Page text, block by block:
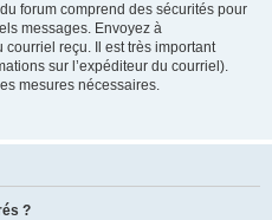
forum comprend des sécurités pour
messages. Envoyez à
courriel reçu. Il est très important
sur l’expéditeur du courriel).
mesures nécessaires.
?